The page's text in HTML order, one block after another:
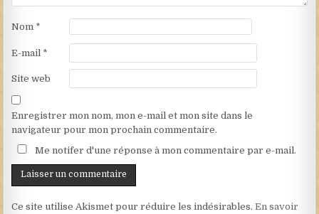
Nom *
E-mail *
Site web
Enregistrer mon nom, mon e-mail et mon site dans le
navigateur pour mon prochain commentaire.
Me notifer d'une réponse à mon commentaire par e-mail.
Ce site utilise Akismet pour réduire les indésirables.En savoir